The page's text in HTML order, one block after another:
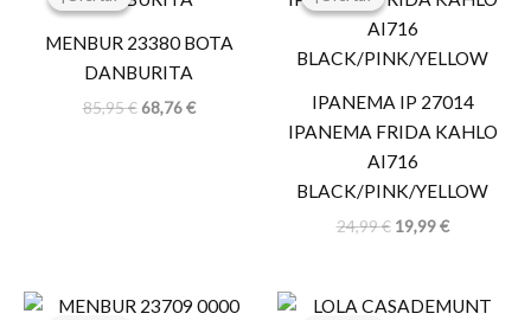
MENBUR 23380 BOTA
DANBURITA
85,95€
original
85,95 €.
68,76€
68,76 €.
IPANEMA IP 27014
IPANEMA FRIDA KAHLO
AI716
BLACK/PINK/YELLOW
24,99€
original
era:
24,99 €.
19,99€
actual
19,99 €.
El
El
El
El